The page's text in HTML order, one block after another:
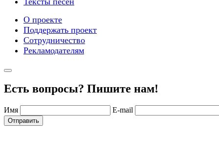
О проекте
Поддержать проект
Сотрудничество
Рекламодателям
Есть вопросы? Пишите нам!
Имя E-mail